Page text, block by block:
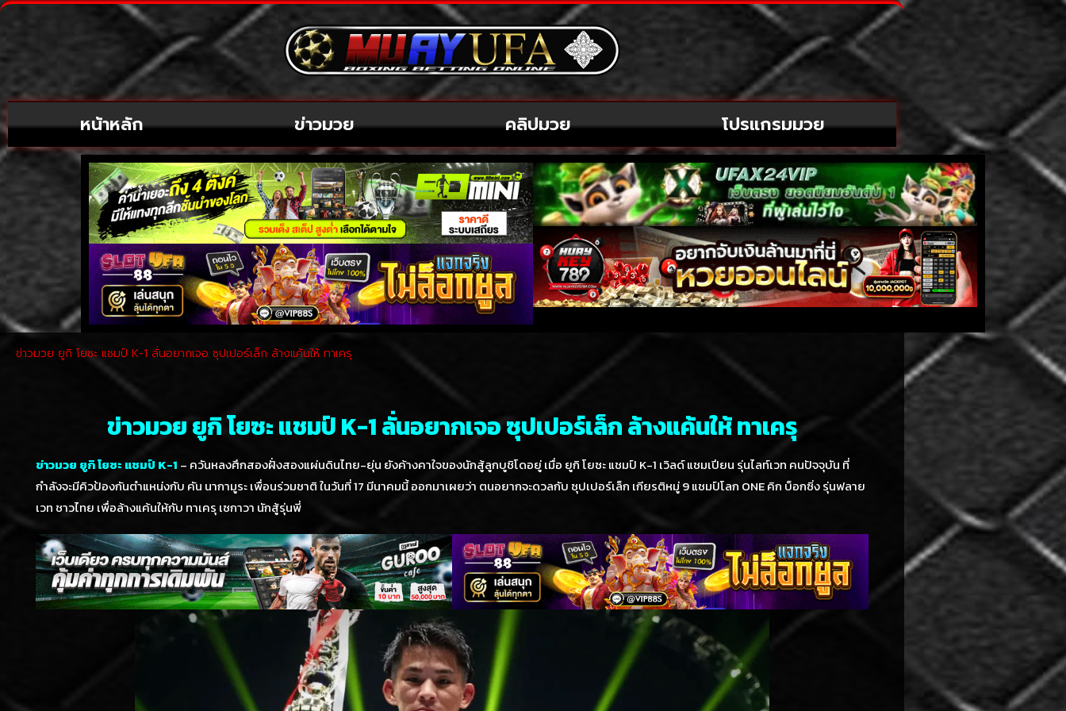
หน้าหลัก ข่าวมวย คลิปมวย โปรแกรมมวย
ข่าวมวย ยูกิ โยซะ แชมป์ K-1 ลั่นอยากเจอ ซุปเปอร์เล็ก ล้างแค้นให้ ทาเครุ
ข่าวมวย ยูกิ โยซะ แชมป์ K-1 ลั่นอยากเจอ ซุปเปอร์เล็ก ล้างแค้นให้ ทาเครุ
ข่าวมวย ยูกิ โยซะ แชมป์ K-1 – ควันหลงศึกสองฝั่งสองแผ่นดินไทย-ยุ่น ยังค้างคาใจของนักสู้ลูกบูชิโดอยู่ เมื่อ ยูกิ โยซะ แชมป์ K-1 เวิลด์ แชมเปียน รุ่นไลท์เวท คนปัจจุบัน ที่
กำลังจะมีคิวป้องกันตำแหน่งกับ คัน นากามูระ เพื่อนร่วมชาติ ในวันที่ 17 มีนาคมนี้ ออกมาเผยว่า ตนอยากจะดวลกับ ซุปเปอร์เล็ก เกียรติหมู่ 9 แชมป์โลก ONE คิก บ็อกซิ่ง รุ่นฟลาย
เวท ชาวไทย เพื่อล้างแค้นให้กับ ทาเครุ เซกาวา นักสู้รุ่นพี่